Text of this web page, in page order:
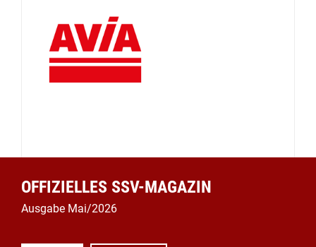
OFFIZIELLES SSV-MAGAZIN
Ausgabe Mai/2026